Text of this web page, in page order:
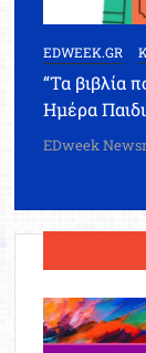
EDWEEK.GR
“Τα βιβλία
Ημέρα
EDweek